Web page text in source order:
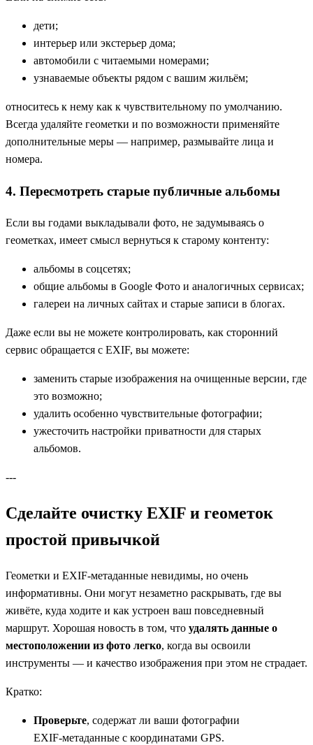
дети;
интерьер или экстерьер дома;
автомобили с читаемыми номерами;
узнаваемые объекты рядом с вашим жильём;
относитесь к нему как к чувствительному по умолчанию.
Всегда удаляйте геометки и по возможности применяйте
дополнительные меры — например, размывайте лица и
номера.
4. Пересмотреть старые публичные альбомы
Если вы годами выкладывали фото, не задумываясь о
геометках, имеет смысл вернуться к старому контенту:
альбомы в соцсетях;
общие альбомы в Google Фото и аналогичных сервисах;
галереи на личных сайтах и старые записи в блогах.
Даже если вы не можете контролировать, как сторонний
сервис обращается с EXIF, вы можете:
заменить старые изображения на очищенные версии, где
это возможно;
удалить особенно чувствительные фотографии;
ужесточить настройки приватности для старых
альбомов.
---
Сделайте очистку EXIF и геометок
простой привычкой
Геометки и EXIF‑метаданные невидимы, но очень
информативны. Они могут незаметно раскрывать, где вы
живёте, куда ходите и как устроен ваш повседневный
маршрут. Хорошая новость в том, что удалять данные о
местоположении из фото легко, когда вы освоили
инструменты — и качество изображения при этом не страдает.
Кратко:
Проверьте, содержат ли ваши фотографии
EXIF‑метаданные с координатами GPS.